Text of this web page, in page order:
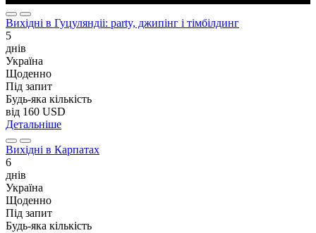
Вихідні в Гуцуляндіі: party, джипінг і тімбілдинг
5
днів
Україна
Щоденно
Під запит
Будь-яка кількість
від 160 USD
Детальніше
Вихідні в Карпатах
6
днів
Україна
Щоденно
Під запит
Будь-яка кількість